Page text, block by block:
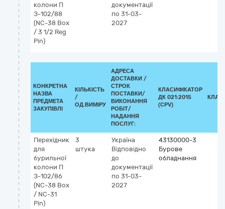
колони П
З-102/88
(NC-38 Box
/ 3 1/2 Reg
Pin)
документації
по 31-03-
2027
КОНКРЕТНА
НАЗВА
ПРЕДМЕТА
ЗАКУПІВЛІ
КІЛЬКІСТЬ
/
ОД.ВИМІРУ
АДРЕСА
ДОСТАВКИ /
СТРОК
ПОСТАВКИ/
ВИКОНАННЯ
РОБІТ/
НАДАННЯ
ПОСЛУГ:
КЛАСИФІКАТОР
ДК 021:2015
(CPV)
Перехідник
для
бурильної
колони П
З-102/86
(NC-38 Box
/ NC-31
Pin)
3
штука
Україна
Відповідно
до
документації
по 31-03-
2027
43130000-3
Бурове
обладнання